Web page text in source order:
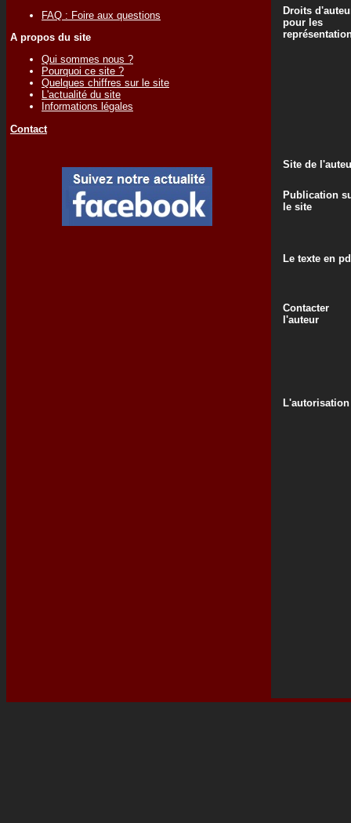
FAQ : Foire aux questions
A propos du site
Qui sommes nous ?
Pourquoi ce site ?
Quelques chiffres sur le site
L'actualité du site
Informations légales
Contact
Droits
pour les
Site de
Publication
le site
Le texte en
Contacter
l'auteur
L'autorisation